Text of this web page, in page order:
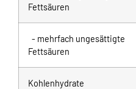
Fettsäuren
- mehrfach ungesättigte
Fettsäuren
Kohlenhydrate